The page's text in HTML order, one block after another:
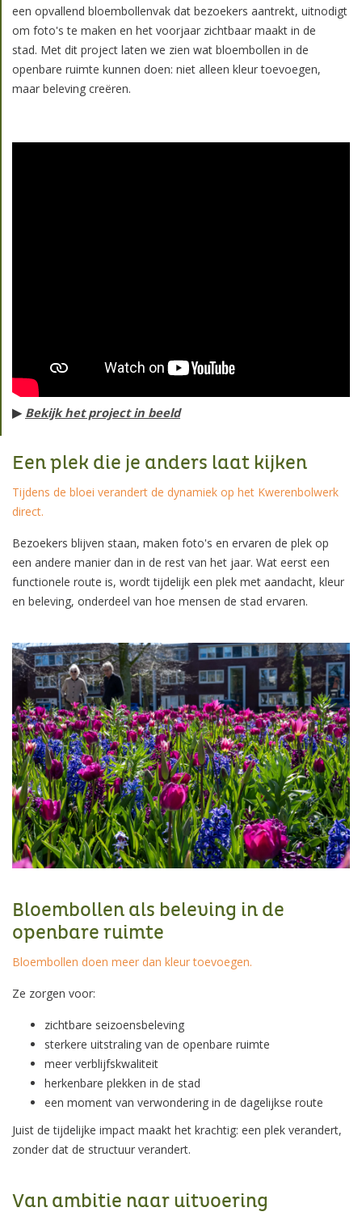
een opvallend bloembollenvak dat bezoekers aantrekt, uitnodigt
om foto's te maken en het voorjaar zichtbaar maakt in de
stad. Met dit project laten we zien wat bloembollen in de
openbare ruimte kunnen doen: niet alleen kleur toevoegen,
maar beleving creëren.
▶ Bekijk het project in beeld
Een plek die je anders laat kijken
Tijdens de bloei verandert de dynamiek op het Kwerenbolwerk
direct.
Bezoekers blijven staan, maken foto's en ervaren de plek op
een andere manier dan in de rest van het jaar. Wat eerst een
functionele route is, wordt tijdelijk een plek met aandacht, kleur
en beleving, onderdeel van hoe mensen de stad ervaren.
Bloembollen als beleving in de
openbare ruimte
Bloembollen doen meer dan kleur toevoegen.
Ze zorgen voor:
zichtbare seizoensbeleving
sterkere uitstraling van de openbare ruimte
meer verblijfskwaliteit
herkenbare plekken in de stad
een moment van verwondering in de dagelijkse route
Juist de tijdelijke impact maakt het krachtig: een plek verandert,
zonder dat de structuur verandert.
Van ambitie naar uitvoering